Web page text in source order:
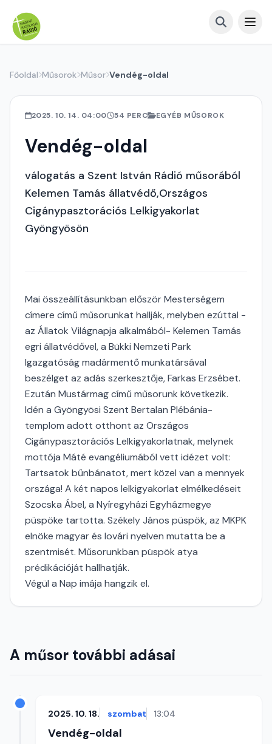
Főoldal Műsorok Műsor Vendég-oldal
2025. 10. 14. 04:00 54 PERC EGYÉB MŰSOROK
Vendég-oldal
válogatás a Szent István Rádió műsorából
Kelemen Tamás állatvédő,Országos
Cigánypasztorációs Lelkigyakorlat
Gyöngyösön
Mai összeállításunkban először Mesterségem
címere című műsorunkat hallják, melyben ezúttal -
az Állatok Világnapja alkalmából- Kelemen Tamás
egri állatvédővel, a Bükki Nemzeti Park
Igazgatóság madármentő munkatársával
beszélget az adás szerkesztője, Farkas Erzsébet.
Ezután Mustármag című műsorunk következik.
Idén a Gyöngyösi Szent Bertalan Plébánia-
templom adott otthont az Országos
Cigánypasztorációs Lelkigyakorlatnak, melynek
mottója Máté evangéliumából vett idézet volt:
Tartsatok bűnbánatot, mert közel van a mennyek
országa! A két napos lelkigyakorlat elmélkedéseit
Szocska Ábel, a Nyíregyházi Egyházmegye
püspöke tartotta. Székely János püspök, az MKPK
elnöke magyar és lovári nyelven mutatta be a
szentmisét. Műsorunkban püspök atya
prédikációját hallhatják.
Végül a Nap imája hangzik el.
A műsor további adásai
2025. 10. 18. szombat 13:04
Vendég-oldal